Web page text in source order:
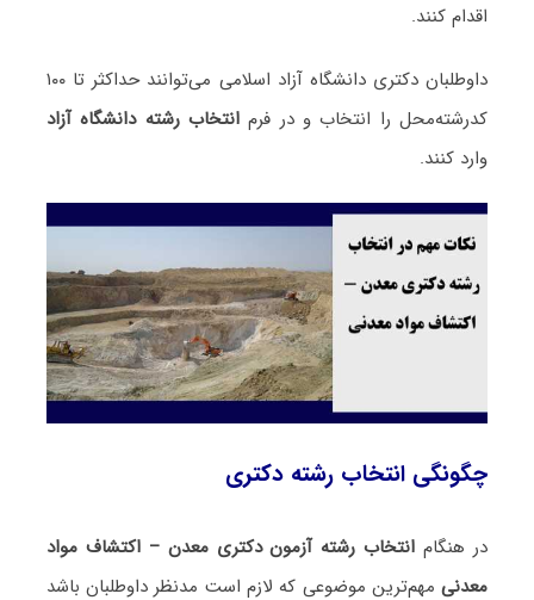
اقدام کنند.
داوطلبان دکتری دانشگاه آزاد اسلامی می‌توانند حداکثر تا ۱۰۰
کدرشته‌محل را انتخاب و در فرم انتخاب رشته دانشگاه آزاد
وارد کنند.
چگونگی انتخاب رشته دکتری
در هنگام انتخاب رشته آزمون دکتری معدن – اکتشاف مواد
معدنیمهم‌ترین موضوعی که لازم است مدنظر داوطلبان باشد